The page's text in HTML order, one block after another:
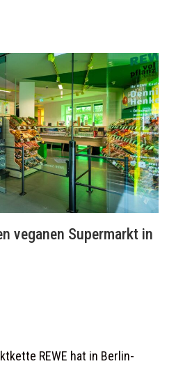
veganen Supermarkt in
REWE hat in Berlin-